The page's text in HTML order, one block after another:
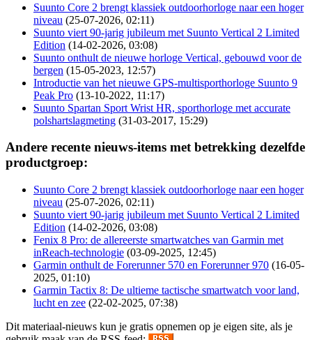
Suunto Core 2 brengt klassiek outdoorhorloge naar een hoger
niveau (25-07-2026, 02:11)
Suunto viert 90-jarig jubileum met Suunto Vertical 2 Limited
Edition (14-02-2026, 03:08)
Suunto onthult de nieuwe horloge Vertical, gebouwd voor de
bergen (15-05-2023, 12:57)
Introductie van het nieuwe GPS-multisporthorloge Suunto 9
Peak Pro (13-10-2022, 11:17)
Suunto Spartan Sport Wrist HR, sporthorloge met accurate
polshartslagmeting (31-03-2017, 15:29)
Andere recente nieuws-items met betrekking dezelfde
productgroep:
Suunto Core 2 brengt klassiek outdoorhorloge naar een hoger
niveau (25-07-2026, 02:11)
Suunto viert 90-jarig jubileum met Suunto Vertical 2 Limited
Edition (14-02-2026, 03:08)
Fenix 8 Pro: de allereerste smartwatches van Garmin met
inReach-technologie (03-09-2025, 12:45)
Garmin onthult de Forerunner 570 en Forerunner 970 (16-05-
2025, 01:10)
Garmin Tactix 8: De ultieme tactische smartwatch voor land,
lucht en zee (22-02-2025, 07:38)
Dit materiaal-nieuws kun je gratis opnemen op je eigen site, als je